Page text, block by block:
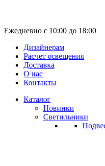
Ежедневно с 10:00 до 18:00
Дизайнерам
Расчет освещения
Доставка
О нас
Контакты
Каталог
Новинки
Светильники